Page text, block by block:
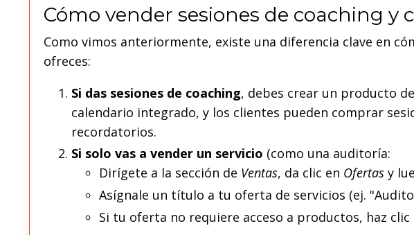
Cómo vender sesiones de coaching y
Como vimos anteriormente, existe una diferencia clave en
ofreces:
Si das sesiones de coaching, debes crear un producto
calendario integrado, y los clientes pueden comprar
recordatorios.
Si solo vas a vender un servicio (como una auditoría:
Dirígete a la sección de Ventas, da clic en Ofertas y
Asígnale un título a tu oferta de servicios (ej.
Si tu oferta no requiere acceso a productos, haz clic